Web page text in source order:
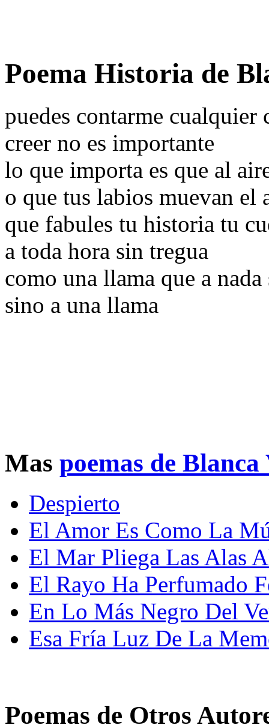
Poema Historia de
puedes contarme cualquier
creer no es importante
lo que importa es que al
o que tus labios muevan el
que fabules tu historia tu
a toda hora sin tregua
como una llama que a nada
sino a una llama
Mas poemas de Blanca
Despierto
El Amor Es Como La
El Mar Pliega Las Alas
El Rayo Ha Perfumado
En Lo Más Negro Del
Esa Fría Luz De La
Poemas de Otros